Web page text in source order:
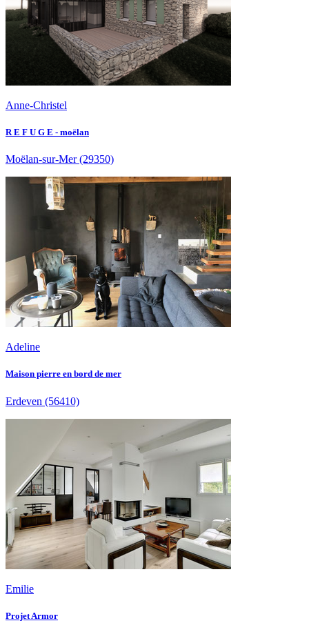
Anne-Christel
R E F U G E - moëlan
Moëlan-sur-Mer(29350)
Adeline
Maison pierre en bord de mer
Erdeven (56410)
Emilie
Projet Armor